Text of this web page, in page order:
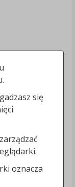
się
oznacza